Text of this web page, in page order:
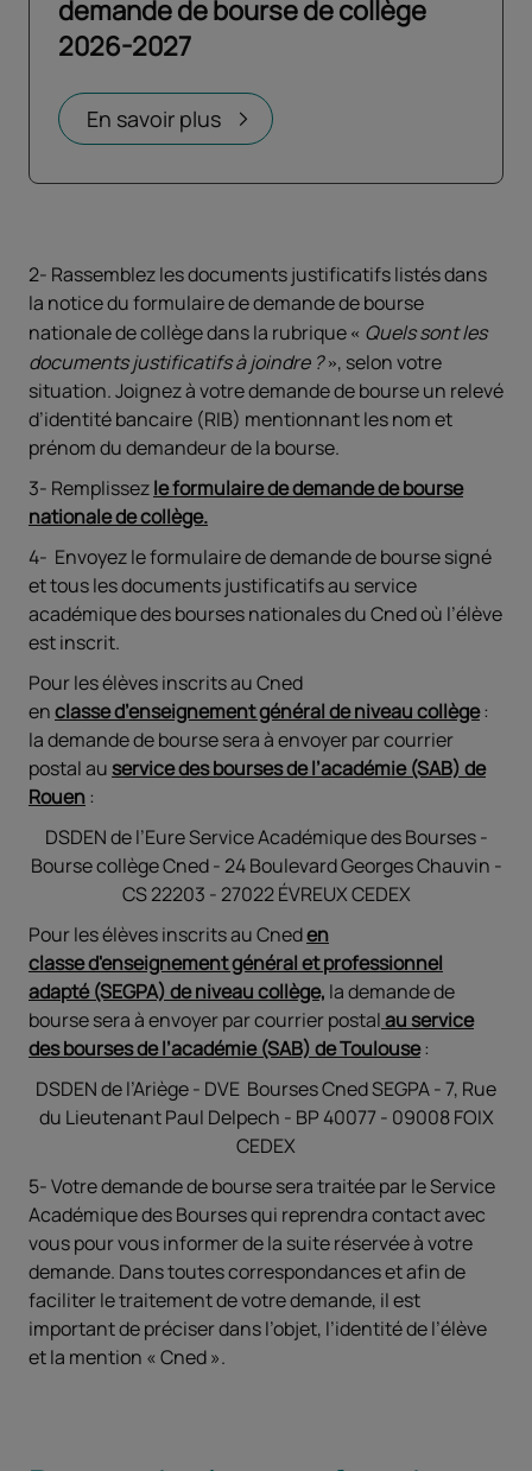
demande de bourse de collège
2026-2027
En savoir plus
Ouvrir dans un nouvel onglet
2- Rassemblez les documents justificatifs listés dans
la notice du formulaire de demande de bourse
nationale de collège dans la rubrique
Quels sont les
documents justificatifs à joindre ? , selon votre
situation. Joignez à votre demande de bourse un relevé
d’identité bancaire (RIB) mentionnant les nom et
prénom du demandeur de la bourse.
3- Remplissezleformulaire de demande de bourse
nationale de collège.
4- Envoyez le formulaire de demande de bourse signé
et tous les documents justificatifs au service
académique des bourses nationales du Cned où l’élève
est inscrit.
Pour les élèves inscrits au Cned
enclasse d’enseignement général de niveau collège:
la demande de bourse sera à envoyer par courrier
postal auservice des bourses de l’académie (SAB) de
Rouen:
DSDEN de l’Eure Service Académique des Bourses -
Bourse collège Cned - 24 Boulevard Georges Chauvin -
CS 22203 - 27022 ÉVREUX CEDEX
Pour les élèves inscrits au Cneden
classe d'enseignement général et professionnel
adapté (SEGPA) de niveau collège, la demande de
bourse sera à envoyer par courrier postalau service
des bourses de l’académie (SAB) de Toulouse:
DSDEN de l’Ariège - DVE Bourses Cned SEGPA - 7, Rue
du Lieutenant Paul Delpech - BP 40077 - 09008 FOIX
CEDEX
5- Votre demande de bourse sera traitée par le Service
Académique des Bourses qui reprendra contact avec
vous pour vous informer de la suite réservée à votre
demande. Dans toutes correspondances et afin de
faciliter le traitement de votre demande, il est
important de préciser dans l’objet, l’identité de l’élève
et la mention « Cned ».